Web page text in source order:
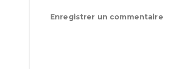
Enregistrer un commentaire